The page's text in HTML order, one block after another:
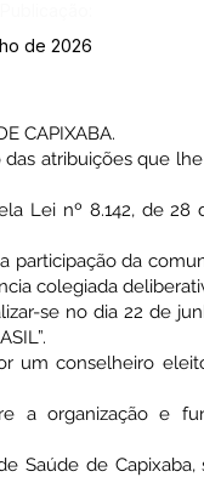
de 2026
CAPIXABA.
das atribuições que
Lei nº 8.142, de
participação da
colegiada
se no dia 22 de
um conselheiro
a organização e
Saúde de Capixaba,